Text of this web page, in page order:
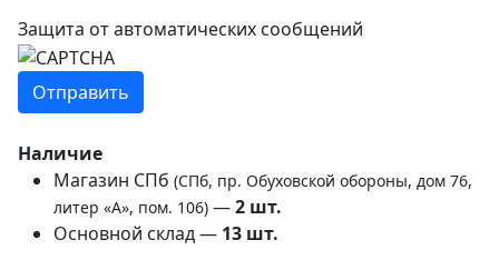
Защита от автоматических сообщений
Наличие
Магазин СПб (СПб, пр. Обуховской обороны, дом 76,
литер «А», пом. 106) —2 шт.
Основной склад — 13 шт.